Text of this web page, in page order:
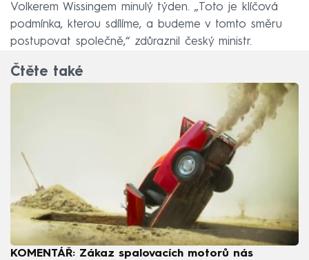
Volkerem Wissingem minulý týden. „Toto je klíčová
podmínka, kterou sdílíme, a budeme v tomto směru
postupovat společně,“ zdůraznil český ministr.
Čtěte také
KOMENTÁŘ: Zákaz spalovacích motorů nás